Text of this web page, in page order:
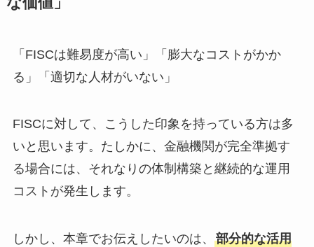
「FISCは難易度が高い」「膨大なコストがかか
る」「適切な人材がいない」
FISCに対して、こうした印象を持っている方は多
いと思います。たしかに、金融機関が完全準拠す
る場合には、それなりの体制構築と継続的な運用
コストが発生します。
しかし、本章でお伝えしたいのは、 部分的な活用